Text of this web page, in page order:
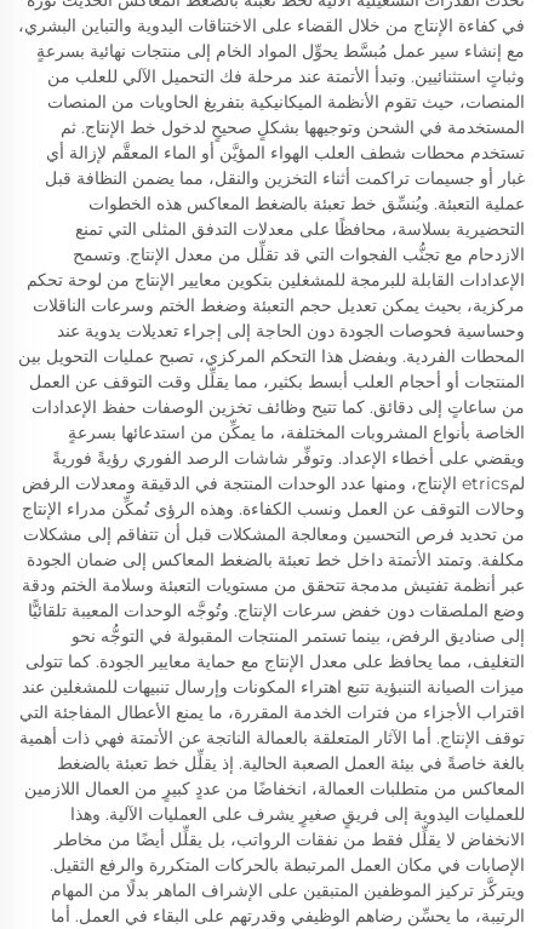
في كفاءة الإنتاج من خلال القضاء على الاختناقات اليدوية والتباين البشري،
مع إنشاء سير عمل مُبسَّط يحوِّل المواد الخام إلى منتجات نهائية بسرعةٍ
وثباتٍ استثنائيين. وتبدأ الأتمتة عند مرحلة فك التحميل الآلي للعلب من
المنصات، حيث تقوم الأنظمة الميكانيكية بتفريغ الحاويات من المنصات
المستخدمة في الشحن وتوجيهها بشكلٍ صحيحٍ لدخول خط الإنتاج. ثم
تستخدم محطات شطف العلب الهواء المؤيَّن أو الماء المعقَّم لإزالة أي
غبار أو جسيمات تراكمت أثناء التخزين والنقل، مما يضمن النظافة قبل
عملية التعبئة. ويُنسِّق خط تعبئة بالضغط المعاكس هذه الخطوات
التحضيرية بسلاسة، محافظًا على معدلات التدفق المثلى التي تمنع
الازدحام مع تجنُّب الفجوات التي قد تقلِّل من معدل الإنتاج. وتسمح
الإعدادات القابلة للبرمجة للمشغلين بتكوين معايير الإنتاج من لوحة تحكم
مركزية، بحيث يمكن تعديل حجم التعبئة وضغط الختم وسرعات الناقلات
وحساسية فحوصات الجودة دون الحاجة إلى إجراء تعديلات يدوية عند
المحطات الفردية. وبفضل هذا التحكم المركزي، تصبح عمليات التحويل بين
المنتجات أو أحجام العلب أبسط بكثير، مما يقلِّل وقت التوقف عن العمل
من ساعاتٍ إلى دقائق. كما تتيح وظائف تخزين الوصفات حفظ الإعدادات
الخاصة بأنواع المشروبات المختلفة، ما يمكِّن من استدعائها بسرعةٍ
ويقضي على أخطاء الإعداد. وتوفِّر شاشات الرصد الفوري رؤيةً فوريةً
لمetrics الإنتاج، ومنها عدد الوحدات المنتجة في الدقيقة ومعدلات الرفض
وحالات التوقف عن العمل ونسب الكفاءة. وهذه الرؤى تُمكِّن مدراء الإنتاج
من تحديد فرص التحسين ومعالجة المشكلات قبل أن تتفاقم إلى مشكلات
مكلفة. وتمتد الأتمتة داخل خط تعبئة بالضغط المعاكس إلى ضمان الجودة
عبر أنظمة تفتيش مدمجة تتحقق من مستويات التعبئة وسلامة الختم ودقة
وضع الملصقات دون خفض سرعات الإنتاج. وتُوجَّه الوحدات المعيبة تلقائيًّا
إلى صناديق الرفض، بينما تستمر المنتجات المقبولة في التوجُّه نحو
التغليف، مما يحافظ على معدل الإنتاج مع حماية معايير الجودة. كما تتولى
ميزات الصيانة التنبؤية تتبع اهتراء المكونات وإرسال تنبيهات للمشغلين عند
اقتراب الأجزاء من فترات الخدمة المقررة، ما يمنع الأعطال المفاجئة التي
توقف الإنتاج. أما الآثار المتعلقة بالعمالة الناتجة عن الأتمتة فهي ذات أهمية
بالغة خاصةً في بيئة العمل الصعبة الحالية. إذ يقلِّل خط تعبئة بالضغط
المعاكس من متطلبات العمالة، انخفاضًا من عددٍ كبيرٍ من العمال اللازمين
للعمليات اليدوية إلى فريقٍ صغيرٍ يشرف على العمليات الآلية. وهذا
الانخفاض لا يقلِّل فقط من نفقات الرواتب، بل يقلِّل أيضًا من مخاطر
الإصابات في مكان العمل المرتبطة بالحركات المتكررة والرفع الثقيل.
ويتركَّز تركيز الموظفين المتبقين على الإشراف الماهر بدلًا من المهام
الرتيبة، ما يحسِّن رضاهم الوظيفي وقدرتهم على البقاء في العمل. أما